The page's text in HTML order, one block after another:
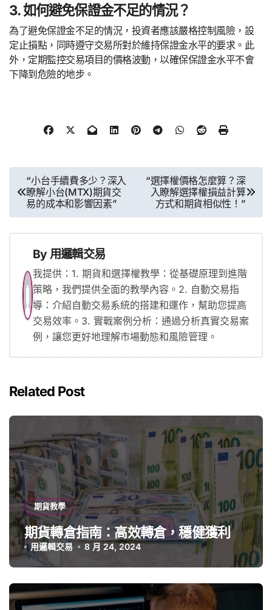
3. 如何避免保證金不足的情況？
為了避免保證金不足的情況，投資者應該嚴格控制風險，設
定止損點，同時遵守交易所對於維持保證金水平的要求。此
外，定期監控交易項目的價格波動，以確保保證金水平不會
下降到危險的地步。
章
導
覽
“小台手續費多少？深入
瞭解小台(MTX)期貨交
易的成本和影響因素”
“選擇權價格怎麼算？深
入瞭解選擇權損益計算
方式和期貨相似性！”
By 用邏輯交易
我提供：1. 期貨和選擇權教學：從基礎原理到進階
策略，我們提供全面的教學內容。2. 自動交易指
導：介紹自動交易系統的搭建和運作，幫助您提高
交易效率。3. 實戰案例分析：通過分析真實交易案
例，讓您更好地理解市場動態和風險管理。
Related Post
期貨教學
期貨轉倉指南：高效轉倉，穩健獲利
用邏輯交易 8 月 24, 2024